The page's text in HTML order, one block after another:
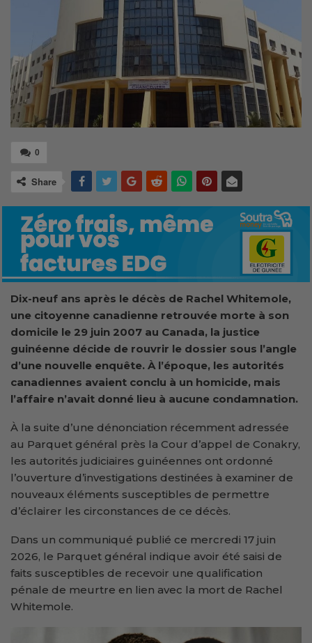
0
Share
Dix-neuf ans après le décès de Rachel Whitemole,
une citoyenne canadienne retrouvée morte à son
domicile le 29 juin 2007 au Canada, la justice
guinéenne décide de rouvrir le dossier sous l’angle
d’une nouvelle enquête. À l’époque, les autorités
canadiennes avaient conclu à un homicide, mais
l’affaire n’avait donné lieu à aucune condamnation.
À la suite d’une dénonciation récemment adressée
au Parquet général près la Cour d’appel de Conakry,
les autorités judiciaires guinéennes ont ordonné
l’ouverture d’investigations destinées à examiner de
nouveaux éléments susceptibles de permettre
d’éclairer les circonstances de ce décès.
Dans un communiqué publié ce mercredi 17 juin
2026, le Parquet général indique avoir été saisi de
faits susceptibles de recevoir une qualification
pénale de meurtre en lien avec la mort de Rachel
Whitemole.